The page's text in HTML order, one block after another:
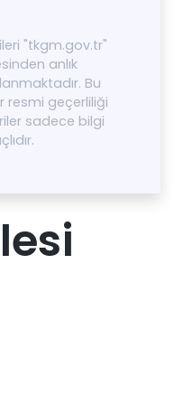
"tkgm.gov.tr"
anlık
Bu
resmi geçerliliği
sadece bilgi